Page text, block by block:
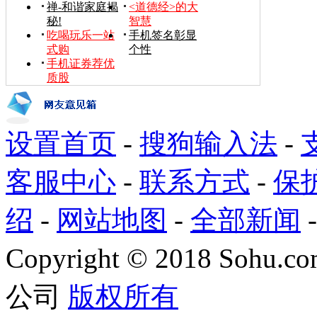
禅-和谐家庭揭
秘!
<道德经>的大
智慧
吃喝玩乐一站
式购
手机签名彰显
个性
手机证券荐优
质股
设置首页 - 搜狗输入法 -
客服中心 - 联系方式 - 保
绍 - 网站地图 - 全部新闻
Copyright © 2018
公司 版权所有